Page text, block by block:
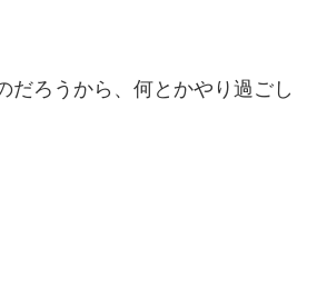
だろうから、何とかやり過ごし